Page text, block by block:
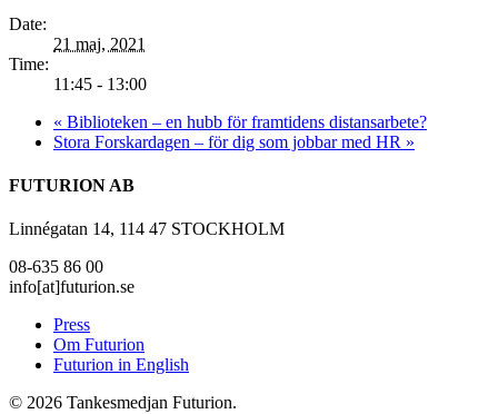
Date:
21 maj, 2021
Time:
11:45 - 13:00
« Biblioteken – en hubb för framtidens distansarbete?
Stora Forskardagen – för dig som jobbar med HR »
FUTURION AB
Linnégatan 14, 114 47 STOCKHOLM
08-635 86 00
info[at]futurion.se
Press
Om Futurion
Futurion in English
© 2026 Tankesmedjan Futurion.